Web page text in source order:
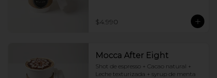
$4.990
Mocca After Eight
Shot de espresso + Cacao natural +
Leche texturizada + syrup de menta